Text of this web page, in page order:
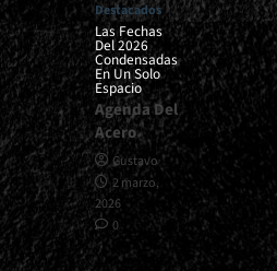
Destacados
Las Fechas
Del 2026
Condensadas
En Un Solo
Espacio
Agenda Del
Acero
Gustavo
2 marzo,
2026
0